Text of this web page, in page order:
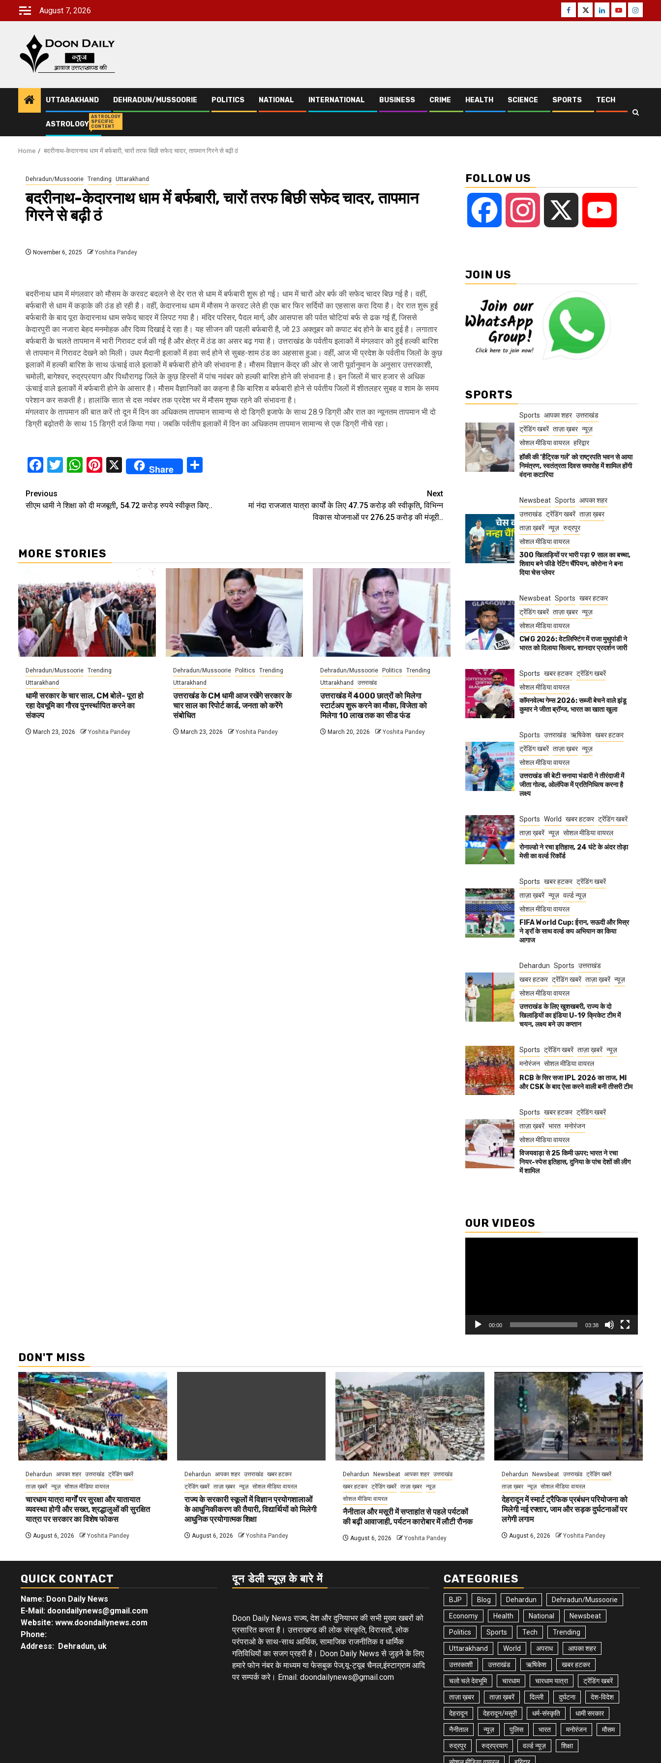
August 7, 2026 Facebook
TwitterLinkedinYoutube
UTTARAKHAND DEHRADUN/MUSSOORIE POLITICS NATIONAL INTERNATIONAL BUSINESS CRIME HEALTH SCIENCE SPORTS TECH
ASTROLOGY
ASTROLOGY
SPECIFIC
CONTENT
Home बदरीनाथ-केदारनाथ धाम में बर्फबारी, चारों तरफ बिछी सफेद चादर, तापमान गिरने से बढ़ी ठं
Dehradun/Mussoorie Trending Uttarakhand
बदरीनाथ-केदारनाथ धाम में बर्फबारी, चारों तरफ बिछी सफेद चादर, तापमान
गिरने से बढ़ी ठं
November 6, 2025 Yoshita Pandey
बदरीनाथ धाम में मंगलवार को मौसम के करवट बदलने से देर रात से धाम में बर्फबारी शुरू हो गई। धाम में चारों ओर बर्फ की सफेद चादर बिछ गई है। वहीं,
बर्फबारी से धाम में कड़ाके की ठंड हो रही है। वहीं, केदारनाथ धाम में मौसम ने करवट लेते ही एक बार फिर सर्दियों का एहसास करा दिया है। देर रात शुरू हुई
बर्फबारी के बाद पूरा केदारनाथ धाम सफेद चादर में लिपट गया है। मंदिर परिसर, पैदल मार्ग, और आसपास की पर्वत चोटियां बर्फ से ढक गई हैं, जिससे
केदारपुरी का नजारा बेहद मनमोहक और दिव्य दिखाई दे रहा है। यह सीजन की पहली बर्फबारी है, जो 23 अक्तूबर को कपाट बंद होने के बाद हुई है। लगातार
बर्फबारी के चलते तापमान में भारी गिरावट दर्ज की गई है और क्षेत्र में ठंड का असर बढ़ गया है। उत्तराखंड के पर्वतीय इलाकों में मंगलवार को हुई हल्की बारिश
से तापमान में गिरावट देखने को मिली। उधर मैदानी इलाकों में हवा सर्द होने से सुबह-शाम ठंड का अहसास हुआ। वहीं, आज भी प्रदेश के पर्वतीय जिलों के कुछ
इलाकों में हल्की बारिश के साथ ऊंचाई वाले इलाकों में बर्फबारी होने की संभावना है। मौसम विज्ञान केंद्र की ओर से जारी पूर्वानुमान के अनुसार उत्तरकाशी,
चमोली, बागेश्वर, रुद्रप्रयाग और पिथौरागढ़ जिले के कुछ हिस्सों में पांच नवंबर को हल्की बारिश होने की संभावना है। इन जिलों में चार हजार से अधिक
ऊंचाई वाले इलाकों में बर्फबारी होने के आसार है। मौसम वैज्ञानिकों का कहना है कि बारिश व बर्फबारी होने से पर्वतीय जिलों में शीतलहर सुबह व शाम के समय
परेशान कर सकती है। हालांकि सात से दस नवंबर तक प्रदेश भर में मौसम शुष्क रहने की संभावना है।
मंगलवार के तापमान की बात करें तो दून में दिन का अधिकतम तापमान सामान्य से दो डिग्री इजाफे के साथ 28.9 डिग्री और रात का न्यूनतम तापमान भी दो
डिग्री बढ़ोतरी के साथ 15 डिग्री दर्ज किया गया। जबकि पर्वतीय इलाकों में दिन का अधिकतम तापमान सामान्य से एक डिग्री नीचे रहा।
Facebook
Twitter
WhatsApp
Pinterest
X Share
Continue
Reading
Previous
सीएम धामी ने शिक्षा को दी मजबूती, 54.72 करोड़ रुपये स्वीकृत किए..
Next
मां नंदा राजजात यात्रा कार्यों के लिए 47.75 करोड़ की स्वीकृति, विभिन्न
विकास योजनाओं पर 276.25 करोड़ की मंजूरी..
MORE STORIES
Dehradun/Mussoorie Trending
Uttarakhand
धामी सरकार के चार साल, CM बोले- पूरा हो
रहा देवभूमि का गौरव पुनर्स्थापित करने का
संकल्प
March 23, 2026 Yoshita Pandey
Dehradun/Mussoorie Politics
Trending
Uttarakhand
उत्तराखंड के CM धामी आज रखेंगे सरकार के
चार साल का रिपोर्ट कार्ड, जनता को करेंगे
संबोधित
March 23, 2026 Yoshita Pandey
Dehradun/Mussoorie Politics
Trending
Uttarakhand
उत्तराखंड
उत्तराखंड में 4000 छात्रों को मिलेगा
स्टार्टअप शुरू करने का मौका, विजेता को
मिलेगा 10 लाख तक का सीड फंड
March 20, 2026 Yoshita Pandey
FOLLOW US
Facebook Instagram
JOIN US
SPORTS
Sports आपका शहर उत्तराखंड
ट्रेंडिंग खबरें ताज़ा ख़बर न्यूज़
सोशल मीडिया वायरल हरिद्वार
हॉकी की ‘हैट्रिक गर्ल’ को राष्ट्रपति भवन से आया
निमंत्रण, स्वतंत्रता दिवस समारोह में शामिल होंगी
वंदना कटारिया
Newsbeat Sports आपका शहर
उत्तराखंड ट्रेंडिंग खबरें ताज़ा ख़बर
ताज़ा ख़बरें न्यूज़ रुद्रपुर
सोशल मीडिया वायरल
300 खिलाड़ियों पर भारी पड़ा 9 साल का बच्चा,
शिवाय बने फीडे रेटिंग चैंपियन, कोरोना ने बना
दिया चेस प्लेयर
Newsbeat Sports खबर हटकर
ट्रेंडिंग खबरें ताज़ा ख़बर न्यूज़
सोशल मीडिया वायरल
CWG 2026: वेटलिफ्टिंग में राजा मुथुपांडी ने
भारत को दिलाया सिल्वर, शानदार प्रदर्शन जारी
Sports खबर हटकर ट्रेंडिंग खबरें
सोशल मीडिया वायरल
कॉमनवेल्थ गेम्स 2026: सब्जी बेचने वाले झंडू
कुमार ने जीता ब्रॉन्ज, भारत का खाता खुला
Sports उत्तराखंड ऋषिकेश खबर हटकर
ट्रेंडिंग खबरें ताज़ा ख़बर न्यूज़
सोशल मीडिया वायरल
उत्तराखंड की बेटी सनाया भंडारी ने तीरंदाजी में
जीता गोल्ड, ओलंपिक में प्रतिनिधित्व करना है
लक्ष्य
Sports World खबर हटकर ट्रेंडिंग खबरें
ताज़ा ख़बरें न्यूज़ सोशल मीडिया वायरल
रोनाल्डो ने रचा इतिहास, 24 घंटे के अंदर तोड़ा
मेसी का वर्ल्ड रिकॉर्ड
Sports खबर हटकर ट्रेंडिंग खबरें
ताज़ा ख़बरें न्यूज़ वर्ल्ड न्यूज़
सोशल मीडिया वायरल
FIFA World Cup: ईरान, सऊदी और मिस्र
ने ड्रॉ के साथ वर्ल्ड कप अभियान का किया
आगाज
Dehardun Sports उत्तराखंड
खबर हटकर ट्रेंडिंग खबरें ताज़ा ख़बरें न्यूज़
सोशल मीडिया वायरल
उत्तराखंड के लिए खुशखबरी, राज्य के दो
खिलाड़ियों का इंडिया U-19 क्रिकेट टीम में
चयन, लक्ष्य बने उप कप्तान
Sports ट्रेंडिंग खबरें ताज़ा ख़बरें न्यूज़
मनोरंजन सोशल मीडिया वायरल
RCB के सिर सजा IPL 2026 का ताज, MI
और CSK के बाद ऐसा करने वाली बनी तीसरी टीम
Sports खबर हटकर ट्रेंडिंग खबरें
ताज़ा ख़बरें भारत मनोरंजन
सोशल मीडिया वायरल
विजयवाड़ा से 25 किमी ऊपर: भारत ने रचा
नियर-स्पेस इतिहास, दुनिया के पांच देशों की लीग
में शामिल
OUR VIDEOS
00:00 03:38
DON'T MISS
Dehardun आपका शहर उत्तराखंड ट्रेंडिंग खबरें
ताज़ा ख़बरें न्यूज़ सोशल मीडिया वायरल
चारधाम यात्रा मार्गों पर सुरक्षा और यातायात
व्यवस्था होगी और सख्त, श्रद्धालुओं की सुरक्षित
यात्रा पर सरकार का विशेष फोकस
August 6, 2026 Yoshita Pandey
Dehardun आपका शहर उत्तराखंड
खबर हटकर
ट्रेंडिंग खबरें
ताज़ा ख़बर न्यूज़ सोशल मीडिया वायरल
राज्य के सरकारी स्कूलों में विज्ञान प्रयोगशालाओं
के आधुनिकीकरण की तैयारी, विद्यार्थियों को मिलेगी
आधुनिक प्रयोगात्मक शिक्षा
August 6, 2026 Yoshita Pandey
Dehardun Newsbeat आपका शहर उत्तराखंड
खबर हटकर ट्रेंडिंग खबरें ताज़ा ख़बर न्यूज़
सोशल मीडिया वायरल
नैनीताल और मसूरी में सप्ताहांत से पहले पर्यटकों
की बढ़ी आवाजाही, पर्यटन कारोबार में लौटी रौनक
August 6, 2026 Yoshita Pandey
Dehardun Newsbeat उत्तराखंड
ट्रेंडिंग खबरें
ताज़ा ख़बर
न्यूज़ सोशल मीडिया वायरल
देहरादून में स्मार्ट ट्रैफिक प्रबंधन परियोजना को
मिलेगी नई रफ्तार, जाम और सड़क दुर्घटनाओं पर
लगेगी लगाम
August 6, 2026 Yoshita Pandey
QUICK CONTACT
Name: Doon Daily News
E-Mail: doondailynews@gmail.com
Website: www.doondailynews.com
Phone:
Address: Dehradun, uk
दून डेली न्यूज़ के बारे में
Doon Daily News राज्य, देश और दुनियाभर की सभी मुख्य खबरों को
प्रसारित करता है। उत्तराखण्ड की लोक संस्कृति, विरासतों, लोक
परंपराओ के साथ-साथ आर्थिक, सामाजिक राजनीतिक व धार्मिक
गतिविधियों का सजग प्रहरी है। Doon Daily News से जुड़ने के लिए
हमारे फोन नंबर के माध्यम या फेसबुक पेज,यू-ट्यूब चैनल,इंस्टाग्राम आदि
पर सम्पर्क करे। Email: doondailynews@gmail.com
CATEGORIES
BJP Blog Dehardun Dehradun/Mussoorie
Economy Health National Newsbeat
Politics Sports Tech Trending
Uttarakhand World अपराध आपका शहर
उत्तरकाशी उत्तराखंड ऋषिकेश खबर हटकर
चलो चले देवभूमि चारधाम चारधाम यात्रा ट्रेंडिंग खबरें
ताज़ा ख़बर ताज़ा ख़बरें दिल्ली दुर्घटना देश-विदेश
देहरादून देहरादून/मसूरी धर्म-संस्कृति धामी सरकार
नैनीताल न्यूज़ पुलिस भारत मनोरंजन मौसम
रुद्रपुर रुद्रप्रयाग वर्ल्ड न्यूज़ शिक्षा